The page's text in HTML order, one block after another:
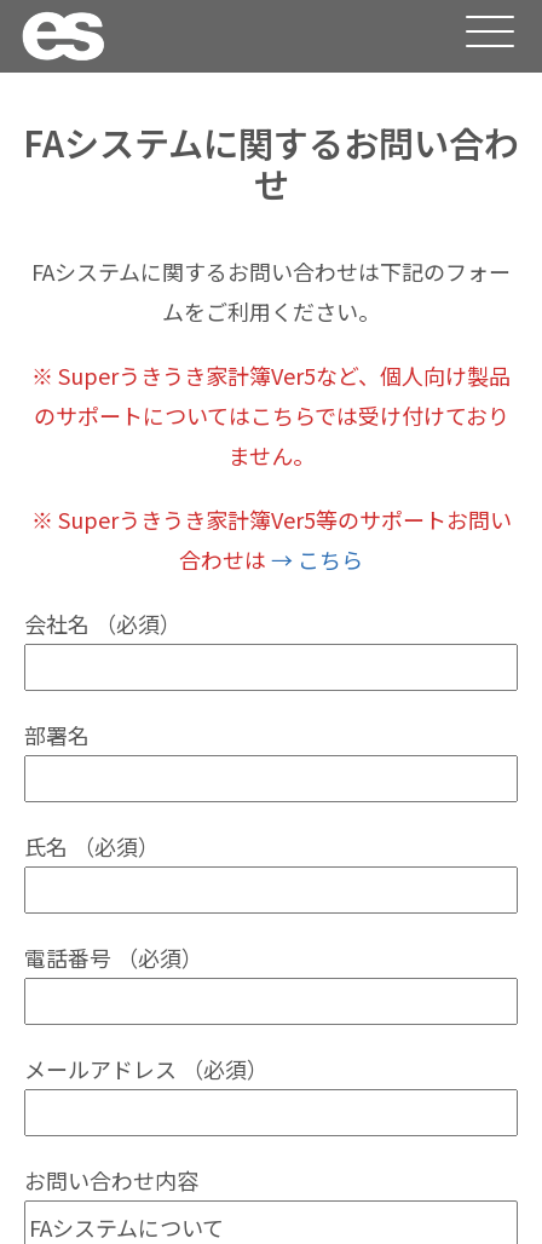
FAシステムに関するお問い合わ
せ
FAシステムに関するお問い合わせは下記のフォー
ムをご利用ください。
※ Superうきうき家計簿Ver5など、個人向け製品
のサポートについてはこちらでは受け付けており
ません。
※ Superうきうき家計簿Ver5等のサポートお問い
合わせは→ こちら
会社名 （必須）
部署名
氏名 （必須）
電話番号 （必須）
メールアドレス （必須）
お問い合わせ内容
FAシステムについて